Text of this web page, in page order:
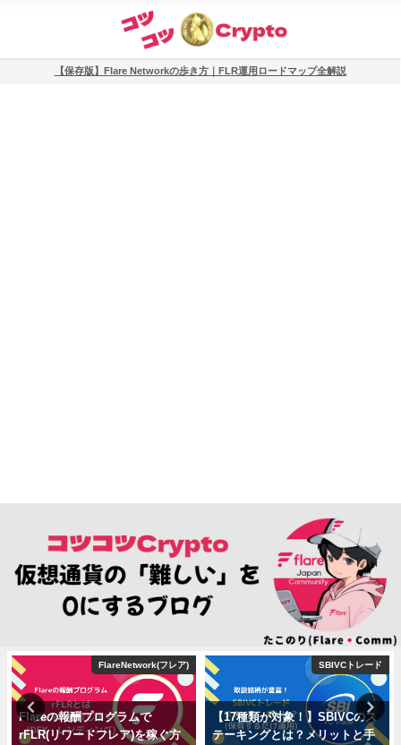
【保存版】Flare Networkの歩き方｜FLR運用ロードマップ全解説
FlareNetwork(フレア)
Flareの報酬プログラムで
rFLR(リワードフレア)を稼ぐ方
SBIVCトレード
【17種類が対象！】SBIVCのス
テーキングとは？メリットと手